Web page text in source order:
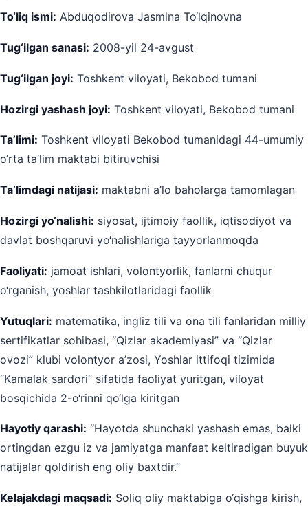
To‘liq ismi: Abduqodirova Jasmina To‘lqinovna
Tug‘ilgan sanasi: 2008-yil 24-avgust
Tug‘ilgan joyi: Toshkent viloyati, Bekobod tumani
Hozirgi yashash joyi: Toshkent viloyati, Bekobod tumani
Ta’limi: Toshkent viloyati Bekobod tumanidagi 44-umumiy
o‘rta ta’lim maktabi bitiruvchisi
Ta’limdagi natijasi: maktabni a’lo baholarga tamomlagan
Hozirgi yo‘nalishi: siyosat, ijtimoiy faollik, iqtisodiyot va
davlat boshqaruvi yo‘nalishlariga tayyorlanmoqda
Faoliyati: jamoat ishlari, volontyorlik, fanlarni chuqur
o‘rganish, yoshlar tashkilotlaridagi faollik
Yutuqlari: matematika, ingliz tili va ona tili fanlaridan milliy
sertifikatlar sohibasi, “Qizlar akademiyasi” va “Qizlar
ovozi” klubi volontyor a’zosi, Yoshlar ittifoqi tizimida
“Kamalak sardori” sifatida faoliyat yuritgan, viloyat
bosqichida 2-o‘rinni qo‘lga kiritgan
Hayotiy qarashi: “Hayotda shunchaki yashash emas, balki
ortingdan ezgu iz va jamiyatga manfaat keltiradigan buyuk
natijalar qoldirish eng oliy baxtdir.”
Kelajakdagi maqsadi: Soliq oliy maktabiga o‘qishga kirish,